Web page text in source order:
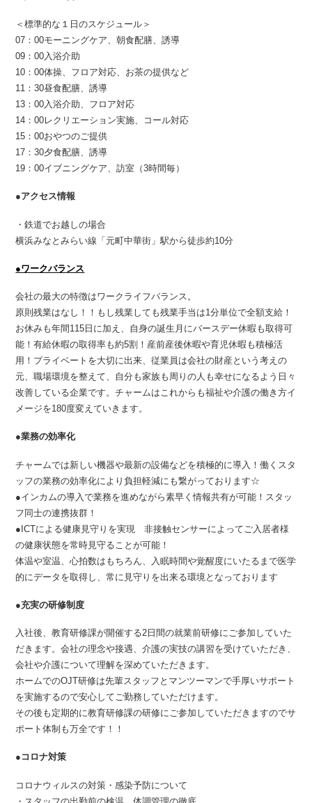
＜標準的な１日のスケジュール＞
07：00モーニングケア、朝食配膳、誘導
09：00入浴介助
10：00体操、フロア対応、お茶の提供など
11：30昼食配膳、誘導
13：00入浴介助、フロア対応
14：00レクリエーション実施、コール対応
15：00おやつのご提供
17：30夕食配膳、誘導
19：00イブニングケア、訪室（3時間毎）
●アクセス情報
・鉄道でお越しの場合
横浜みなとみらい線「元町中華街」駅から徒歩約10分
●ワークバランス
会社の最大の特徴はワークライフバランス。
原則残業はなし！！もし残業しても残業手当は1分単位で全額支給！
お休みも年間115日に加え、自身の誕生月にバースデー休暇も取得可
能！有給休暇の取得率も約5割！産前産後休暇や育児休暇も積極活
用！プライベートを大切に出来、従業員は会社の財産という考えの
元、職場環境を整えて、自分も家族も周りの人も幸せになるよう日々
改善している企業です。チャームはこれからも福祉や介護の働き方イ
メージを180度変えていきます。
●業務の効率化
チャームでは新しい機器や最新の設備などを積極的に導入！働くスタ
ッフの業務の効率化により負担軽減にも繋がっております☆
●インカムの導入で業務を進めながら素早く情報共有が可能！スタッ
フ同士の連携抜群！
●ICTによる健康見守りを実現 非接触センサーによってご入居者様
の健康状態を常時見守ることが可能！
体温や室温、心拍数はもちろん、入眠時間や覚醒度にいたるまで医学
的にデータを取得し、常に見守りを出来る環境となっております
●充実の研修制度
入社後、教育研修課が開催する2日間の就業前研修にご参加していた
だきます。会社の理念や接遇、介護の実技の講習を受けていただき、
会社や介護について理解を深めていただきます。
ホームでのOJT研修は先輩スタッフとマンツーマンで手厚いサポート
を実施するので安心してご勤務していただけます。
その後も定期的に教育研修課の研修にご参加していただきますのでサ
ポート体制も万全です！！
●コロナ対策
コロナウィルスの対策・感染予防について